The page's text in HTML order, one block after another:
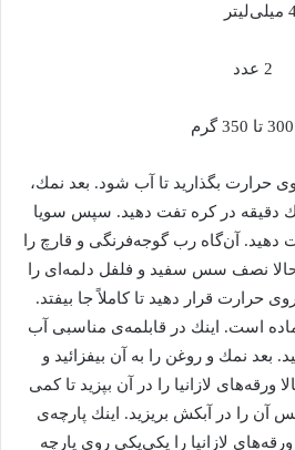
حرارت بگذارید تا آب شود. بعد نمك،
دقیقه در كره تفت دهید. سپس سویا
دهید. آن‌گاه رب گوجه‌فرنگی و قارچ را
نصف سس سفید و فلفل دلمه‌ای را
حرارت قرار دهید تا كاملاً جا بیفتد.
است. اینك در قابلمه‌ی مناسبی آب
بعد نمك و روغن را به آن بیفزائید و
ورقه‌های لازانیا را در آن بپزید تا كمی
را در آبكش بریزید. اینك پارچه‌ی
لازانیا را یكی‌یكی روی پارچه